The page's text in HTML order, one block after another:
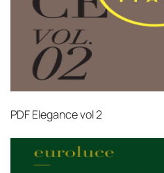
PDFElegance vol 2